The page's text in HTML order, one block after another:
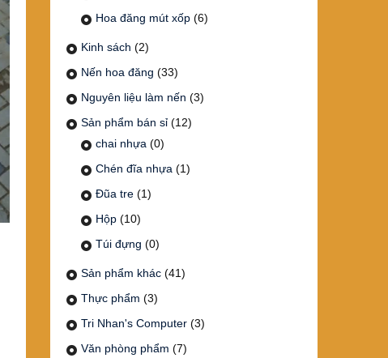
Hoa đăng mút xốp (6)
Kinh sách (2)
Nến hoa đăng (33)
Nguyên liệu làm nến (3)
Sản phẩm bán sỉ (12)
chai nhựa (0)
Chén đĩa nhựa (1)
Đũa tre (1)
Hộp (10)
Túi đựng (0)
Sản phẩm khác (41)
Thực phẩm (3)
Tri Nhan's Computer (3)
Văn phòng phẩm (7)